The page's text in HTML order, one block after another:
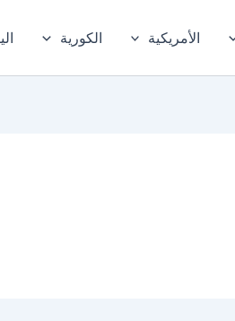
الأمريكية الكورية